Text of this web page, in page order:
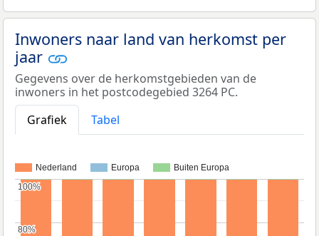
Inwoners naar land van herkomst per
jaar
Gegevens over de herkomstgebieden van de
inwoners in het postcodegebied 3264 PC.
Grafiek
Tabel
Nederland Europa Buiten Europa
80%
80%
100%
100%